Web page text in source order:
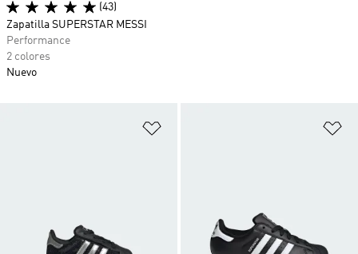
(43)
Zapatilla SUPERSTAR MESSI
Performance
2 colores
Nuevo